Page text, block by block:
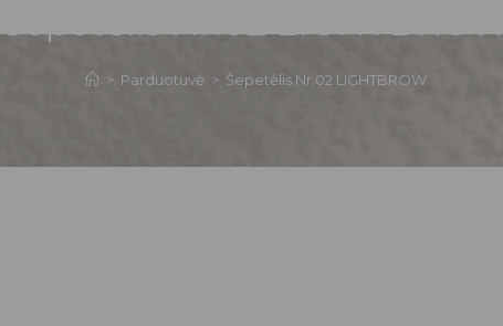
Šepetėlis Nr.02
> Parduotuvė > Šepetėlis Nr.02 LIGHTBROW